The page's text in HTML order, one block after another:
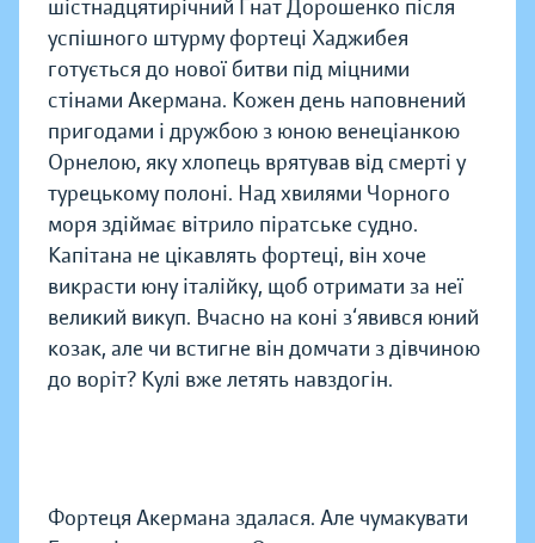
шістнадцятирічний Гнат Дорошенко після
успішного штурму фортеці Хаджибея
готується до нової битви під міцними
стінами Акермана. Кожен день наповнений
пригодами і дружбою з юною венеціанкою
Орнелою, яку хлопець врятував від смерті у
турецькому полоні. Над хвилями Чорного
моря здіймає вітрило піратське судно.
Капітана не цікавлять фортеці, він хоче
викрасти юну італійку, щоб отримати за неї
великий викуп. Вчасно на коні з‘явився юний
козак, але чи встигне він домчати з дівчиною
до воріт? Кулі вже летять навздогін.
Фортеця Акермана здалася. Але чумакувати